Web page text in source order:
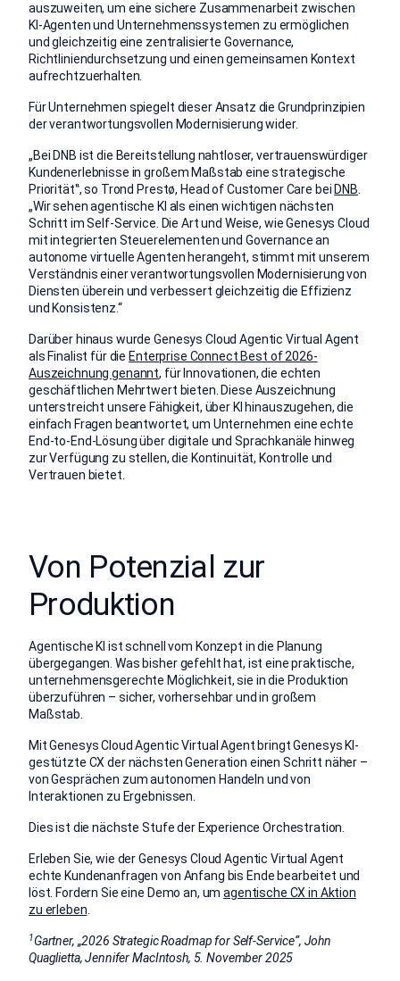
auszuweiten, um eine sichere Zusammenarbeit zwischen
KI-Agenten und Unternehmenssystemen zu ermöglichen
und gleichzeitig eine zentralisierte Governance,
Richtliniendurchsetzung und einen gemeinsamen Kontext
aufrechtzuerhalten.
Für Unternehmen spiegelt dieser Ansatz die Grundprinzipien
der verantwortungsvollen Modernisierung wider.
„Bei DNB ist die Bereitstellung nahtloser, vertrauenswürdiger
Kundenerlebnisse in großem Maßstab eine strategische
Priorität‟, so Trond Prestø, Head of Customer Care bei DNB
„Wir sehen agentische KI als einen wichtigen nächsten
Schritt im Self-Service. Die Art und Weise, wie Genesys Cloud
mit integrierten Steuerelementen und Governance an
autonome virtuelle Agenten herangeht, stimmt mit unserem
Verständnis einer verantwortungsvollen Modernisierung von
Diensten überein und verbessert gleichzeitig die Effizienz
und Konsistenz.“
Darüber hinaus wurde Genesys Cloud Agentic Virtual Agent
als Finalist für die Enterprise Connect Best of 2026-
Auszeichnung genannt, für Innovationen, die echten
geschäftlichen Mehrtwert bieten. Diese Auszeichnung
unterstreicht unsere Fähigkeit, über KI hinauszugehen, die
einfach Fragen beantwortet, um Unternehmen eine echte
End-to-End-Lösung über digitale und Sprachkanäle hinweg
zur Verfügung zu stellen, die Kontinuität, Kontrolle und
Vertrauen bietet.
Von Potenzial zur
Produktion
Agentische KI ist schnell vom Konzept in die Planung
übergegangen. Was bisher gefehlt hat, ist eine praktische,
unternehmensgerechte Möglichkeit, sie in die Produktion
überzuführen – sicher, vorhersehbar und in großem
Maßstab.
Mit Genesys Cloud Agentic Virtual Agent bringt Genesys KI-
gestützte CX der nächsten Generation einen Schritt näher –
von Gesprächen zum autonomen Handeln und von
Interaktionen zu Ergebnissen.
Dies ist die nächste Stufe der Experience Orchestration.
Erleben Sie, wie der Genesys Cloud Agentic Virtual Agent
echte Kundenanfragen von Anfang bis Ende bearbeitet und
löst. Fordern Sie eine Demo an, umagentische CX in Aktion
zu erleben
1Gartner, „2026 Strategic Roadmap for Self-Service“, John
Quaglietta, Jennifer MacIntosh, 5. November 2025